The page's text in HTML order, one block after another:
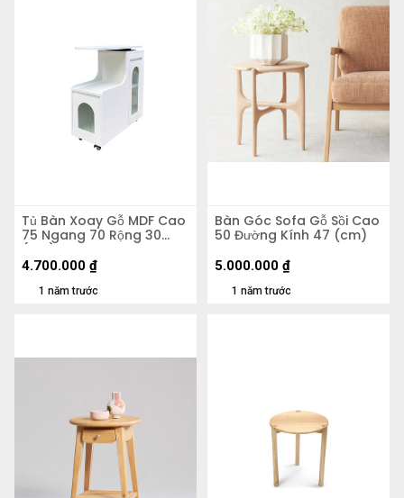
Tủ Bàn Xoay Gỗ MDF Cao
75 Ngang 70 Rộng 30
(cm)
1 năm trước
4.700.000 ₫
Bàn Góc Sofa Gỗ Sồi Cao
50 Đường Kính 47 (cm)
1 năm trước
5.000.000 ₫